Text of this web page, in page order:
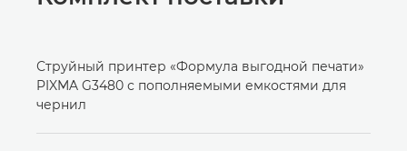
Струйный принтер «Формула выгодной печати»
PIXMA G3480 с пополняемыми емкостями для
чернил